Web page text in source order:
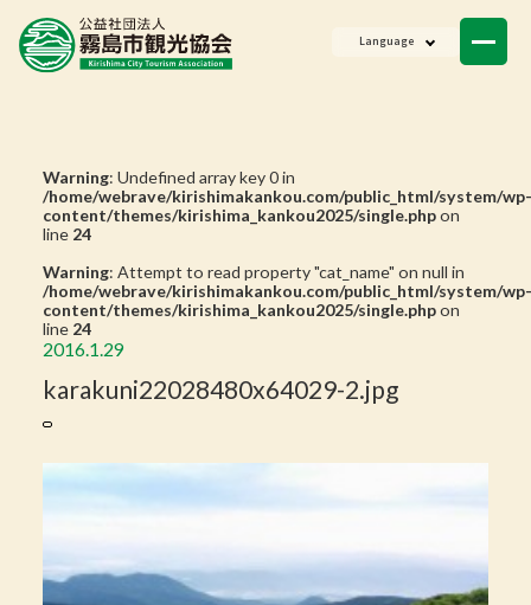
Language
Warning: Undefined array key 0 in
/home/webrave/kirishimakankou.com/public_html/system/wp-
content/themes/kirishima_kankou2025/single.phpon
line 24
Warning: Attempt to read property "cat_name" on null in
/home/webrave/kirishimakankou.com/public_html/system/wp-
content/themes/kirishima_kankou2025/single.phpon
line 24
2016.1.29
karakuni22028480x64029-2.jpg